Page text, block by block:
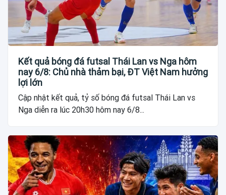
Kết quả bóng đá futsal Thái Lan vs Nga hôm
nay 6/8: Chủ nhà thảm bại, ĐT Việt Nam hưởng
lợi lớn
Cập nhật kết quả, tỷ số bóng đá futsal Thái Lan vs
Nga diễn ra lúc 20h30 hôm nay 6/8...